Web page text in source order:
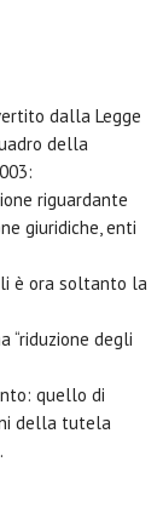
dalla Legge
della
riguardante
giuridiche, enti
è ora soltanto la
“riduzione degli
quello di
della tutela